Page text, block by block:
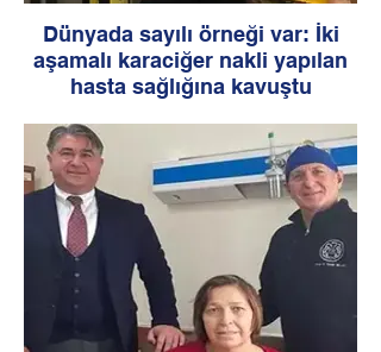
Dünyada sayılı örneği var: İki
aşamalı karaciğer nakli yapılan
hasta sağlığına kavuştu
geliştirilme aşamasında olan ve sayılı
uygulamalardan biri olan iki aşamalı nakil
işlemi ile hastayı sağlığına kavuşturdu.
Nakilde, ilk aşamada vericiden alınan
küçük karaciğer parçası, alıcıya hasta
karaciğerin bir kısmı çıkarılarak nakledildi.
Nakledilen küçük parça karaciğer
büyüyüp vücuda yeterli hale gelince de
ikinci ameliyatla hastada kalan sirozlu
karaciğer parçası çıkarıldı